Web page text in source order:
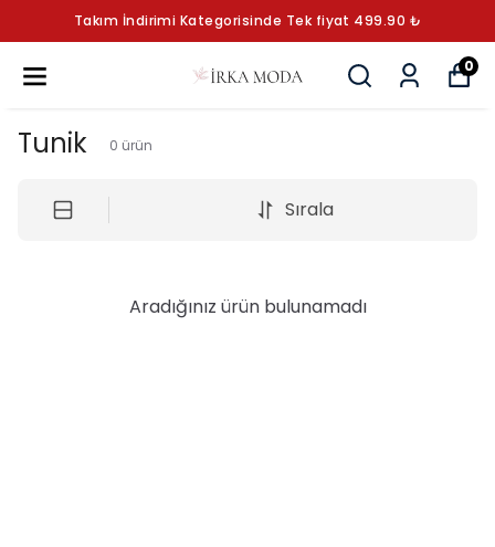
Takım İndirimi Kategorisinde Tek fiyat 499.90 ₺
0
Tunik 0 ürün
Sırala
Aradığınız ürün bulunamadı